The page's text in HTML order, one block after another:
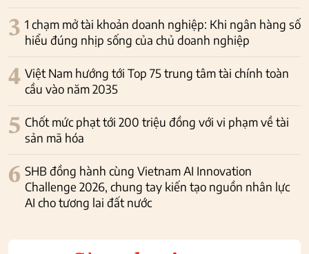
3 1 chạm mở tài khoản doanh nghiệp: Khi ngân hàng số
hiểu đúng nhịp sống của chủ doanh nghiệp
4 Việt Nam hướng tới Top 75 trung tâm tài chính toàn
cầu vào năm 2035
5 Chốt mức phạt tới 200 triệu đồng với vi phạm về tài
sản mã hóa
6 SHB đồng hành cùng Vietnam AI Innovation
Challenge 2026, chung tay kiến tạo nguồn nhân lực
AI cho tương lai đất nước